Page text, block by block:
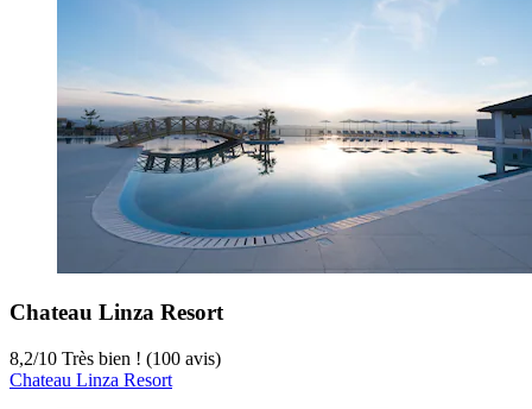
Chateau Linza Resort
8,2/10 Très bien ! (100 avis)
Chateau Linza Resort